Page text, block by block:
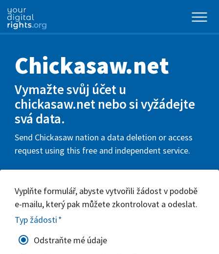
Chickasaw.net
Vymažte svůj účet u
chickasaw.net nebo si vyžádejte
svá data.
Send Chickasaw nation a data deletion or access
request using this free and independent service.
Vyplňte formulář, abyste vytvořili žádost v podobě
e-mailu, který pak můžete zkontrolovat a odeslat.
Typ žádosti*
Odstraňte mé údaje